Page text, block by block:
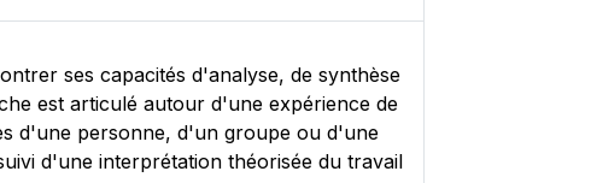
ses capacités d'analyse, de synthèse
est articulé autour d'une expérience de
d'une personne, d'un groupe ou d'une
d'une interprétation théorisée du travail